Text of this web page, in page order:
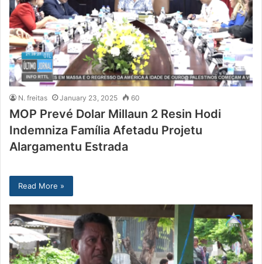
N. freitas January 23, 2025 60
MOP Prevé Dolar Millaun 2 Resin Hodi
Indemniza Família Afetadu Projetu
Alargamentu Estrada
Read More »